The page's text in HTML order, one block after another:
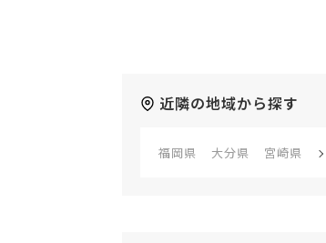
近隣の地域から探す
福岡県 大分県 宮崎県